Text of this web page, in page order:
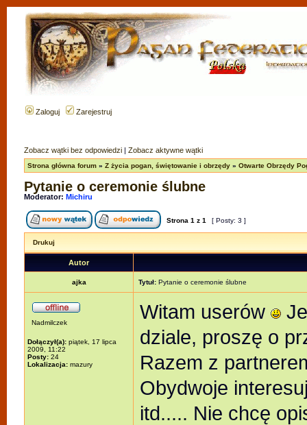
Zaloguj Zarejestruj
Zobacz wątki bez odpowiedzi | Zobacz aktywne wątki
Strona główna forum » Z życia pogan, świętowanie i obrzędy » Otwarte Obrzędy
Pytanie o ceremonie ślubne
Moderator: Michiru
Strona 1 z 1 [ Posty: 3 ]
Drukuj
Autor
ajka Tytuł: Pytanie o ceremonie ślubne
Nadmilczek
Dołączył(a): piątek, 17 lipca
2009, 11:22
Posty: 24
Lokalizacja: mazury
Witam userów
dziale, proszę o
Razem z
Obydwoje
itd..... Nie chcę